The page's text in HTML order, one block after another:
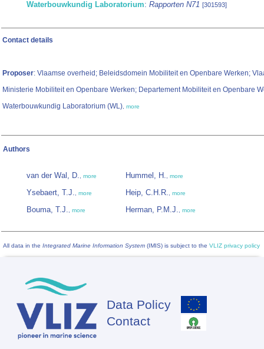
Waterbouwkundig Laboratorium: Rapporten N71 [301593]
Contact details
Proposer: Vlaamse overheid; Beleidsdomein Mobiliteit en Openbare Werken;
Ministerie Mobiliteit en Openbare Werken; Departement Mobiliteit en Openbare
Waterbouwkundig Laboratorium (WL), more
Authors
van der Wal, D., more
Ysebaert, T.J., more
Bouma, T.J., more
Hummel, H., more
Heip, C.H.R., more
Herman, P.M.J., more
All data in the Integrated Marine Information System (IMIS) is subject to the VLIZ privacy policy
Footer
Data Policy
Contact